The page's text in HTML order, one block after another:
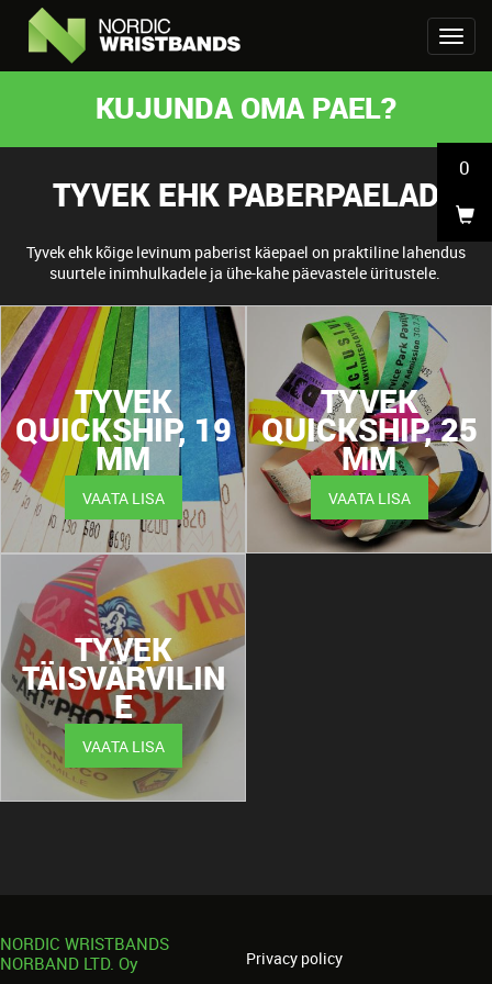
0
KUJUNDA OMA PAEL?
TYVEK EHK PABERPAELAD
Tyvek ehk kõige levinum paberist käepael on praktiline lahendus
suurtele inimhulkadele ja ühe-kahe päevastele üritustele.
TYVEK
QUICKSHIP, 19
MM
VAATA LISA
TYVEK
QUICKSHIP, 25
MM
VAATA LISA
TYVEK
TÄISVÄRVILIN
E
VAATA LISA
NORDIC WRISTBANDS
NORBAND LTD. Oy
Privacy policy